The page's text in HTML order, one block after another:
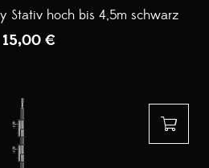
Stativ hoch bis 4,5m schwarz
15,00 €